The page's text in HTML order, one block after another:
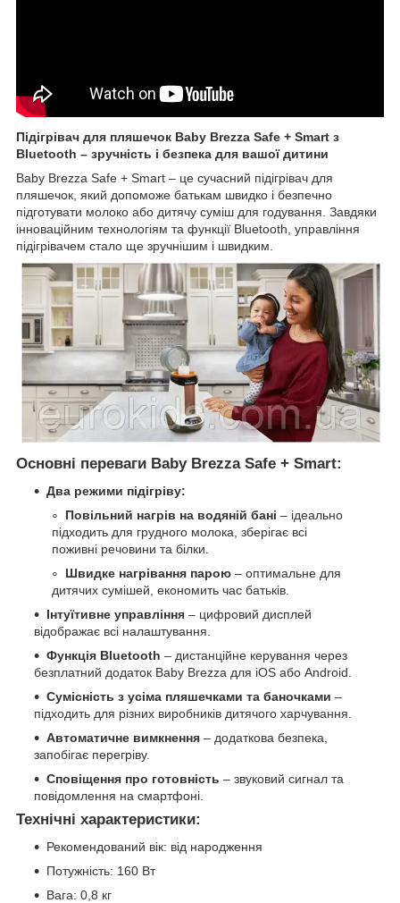
Підігрівач для пляшечок Baby Brezza Safe + Smart з
Bluetooth – зручність і безпека для вашої дитини
Baby Brezza Safe + Smart – це сучасний підігрівач для
пляшечок, який допоможе батькам швидко і безпечно
підготувати молоко або дитячу суміш для годування. Завдяки
інноваційним технологіям та функції Bluetooth, управління
підігрівачем стало ще зручнішим і швидким.
Основні переваги Baby Brezza Safe + Smart:
Два режими підігріву:
Повільний нагрів на водяній бані – ідеально
підходить для грудного молока, зберігає всі
поживні речовини та білки.
Швидке нагрівання парою – оптимальне для
дитячих сумішей, економить час батьків.
Інтуїтивне управління – цифровий дисплей
відображає всі налаштування.
Функція Bluetooth – дистанційне керування через
безплатний додаток Baby Brezza для iOS або Android.
Сумісність з усіма пляшечками та баночками –
підходить для різних виробників дитячого харчування.
Автоматичне вимкнення – додаткова безпека,
запобігає перегріву.
Сповіщення про готовність – звуковий сигнал та
повідомлення на смартфоні.
Технічні характеристики:
Рекомендований вік: від народження
Потужність: 160 Вт
Вага: 0,8 кг